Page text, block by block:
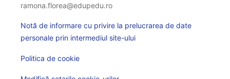
ramona.florea@edupedu.ro
Notă de informare cu privire la prelucrarea de date
personale prin intermediul site-ului
Politica de cookie